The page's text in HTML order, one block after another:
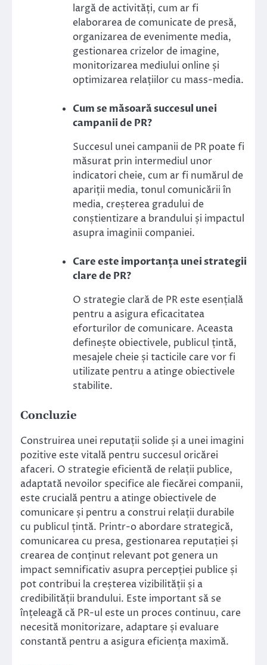
largă de activități, cum ar fi
elaborarea de comunicate de presă,
organizarea de evenimente media,
gestionarea crizelor de imagine,
monitorizarea mediului online și
optimizarea relațiilor cu mass-media.
Cum se măsoară succesul unei
campanii de PR?
Succesul unei campanii de PR poate fi
măsurat prin intermediul unor
indicatori cheie, cum ar fi numărul de
apariții media, tonul comunicării în
media, creșterea gradului de
conștientizare a brandului și impactul
asupra imaginii companiei.
Care este importanța unei strategii
clare de PR?
O strategie clară de PR este esențială
pentru a asigura eficacitatea
eforturilor de comunicare. Aceasta
definește obiectivele, publicul țintă,
mesajele cheie și tacticile care vor fi
utilizate pentru a atinge obiectivele
stabilite.
Concluzie
Construirea unei reputații solide și a unei imagini
pozitive este vitală pentru succesul oricărei
afaceri. O strategie eficientă de relații publice,
adaptată nevoilor specifice ale fiecărei companii,
este crucială pentru a atinge obiectivele de
comunicare și pentru a construi relații durabile
cu publicul țintă. Printr-o abordare strategică,
comunicarea cu presa, gestionarea reputației și
crearea de conținut relevant pot genera un
impact semnificativ asupra percepției publice și
pot contribui la creșterea vizibilității și a
credibilității brandului. Este important să se
înțeleagă că PR-ul este un proces continuu, care
necesită monitorizare, adaptare și evaluare
constantă pentru a asigura eficiența maximă.